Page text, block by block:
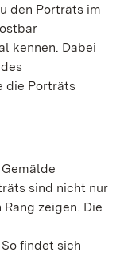
den Porträts im
kennen. Dabei
die Porträts
sind nicht nur
zeigen. Die
findet sich